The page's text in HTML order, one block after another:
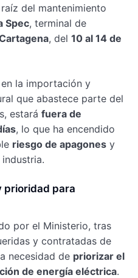
del mantenimiento
Spec, terminal de
, del 10 al 14 de
la importación y
que abastece parte del
estará fuera de
, lo que ha encendido
riesgo de apagones y
prioridad para
por el Ministerio, tras
y contratadas de
necesidad de priorizar el
de energía eléctrica.